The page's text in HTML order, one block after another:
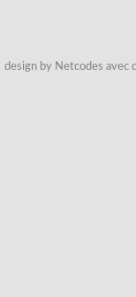
design by Netcodes avec